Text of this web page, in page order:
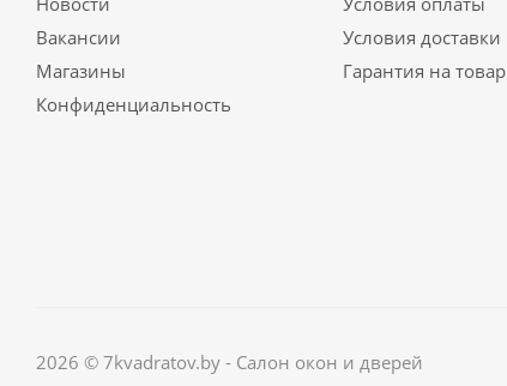
Вакансии
Магазины
Конфиденциальность
Условия доставки
Гарантия на товар
2026 © 7kvadratov.by - Салон окон и дверей